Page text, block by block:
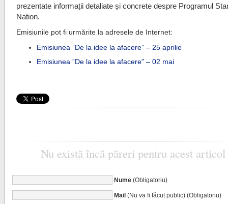
prezentate informații detaliate și concrete despre Programul
Nation.
Emisiunile pot fi urmărite la adresele de Internet:
Emisiunea ”De la idee la afacere” – 25 aprilie
Emisiunea ”De la idee la afacere” – 02 mai
Nu există încă păreri pentru acest articol
Nume(Obligatoriu)
Mail(Nu va fi făcut public) (Obligatoriu)